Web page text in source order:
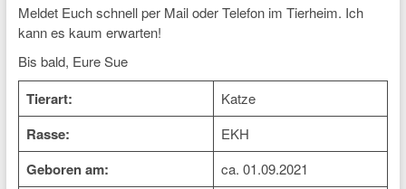
Meldet Euch schnell per Mail oder Telefon im Tierheim. Ich
kann es kaum erwarten!
Bis bald, Eure Sue
Tierart: Katze
Rasse: EKH
Geboren am: ca. 01.09.2021